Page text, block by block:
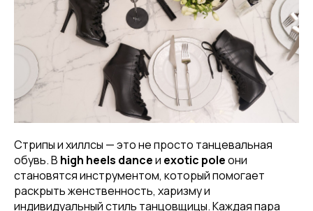
Стрипы и хиллсы — это не просто танцевальная
обувь. В high heels danceи exotic poleони
становятся инструментом, который помогает
раскрыть женственность, харизму и
индивидуальный стиль танцовщицы. Каждая пара